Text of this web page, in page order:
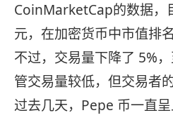
CoinMarketCap的数据，
元，在加密货币中市值排
不过，交易量下降了 5%
管交易量较低，但交易者
过去几天，Pepe 币一直